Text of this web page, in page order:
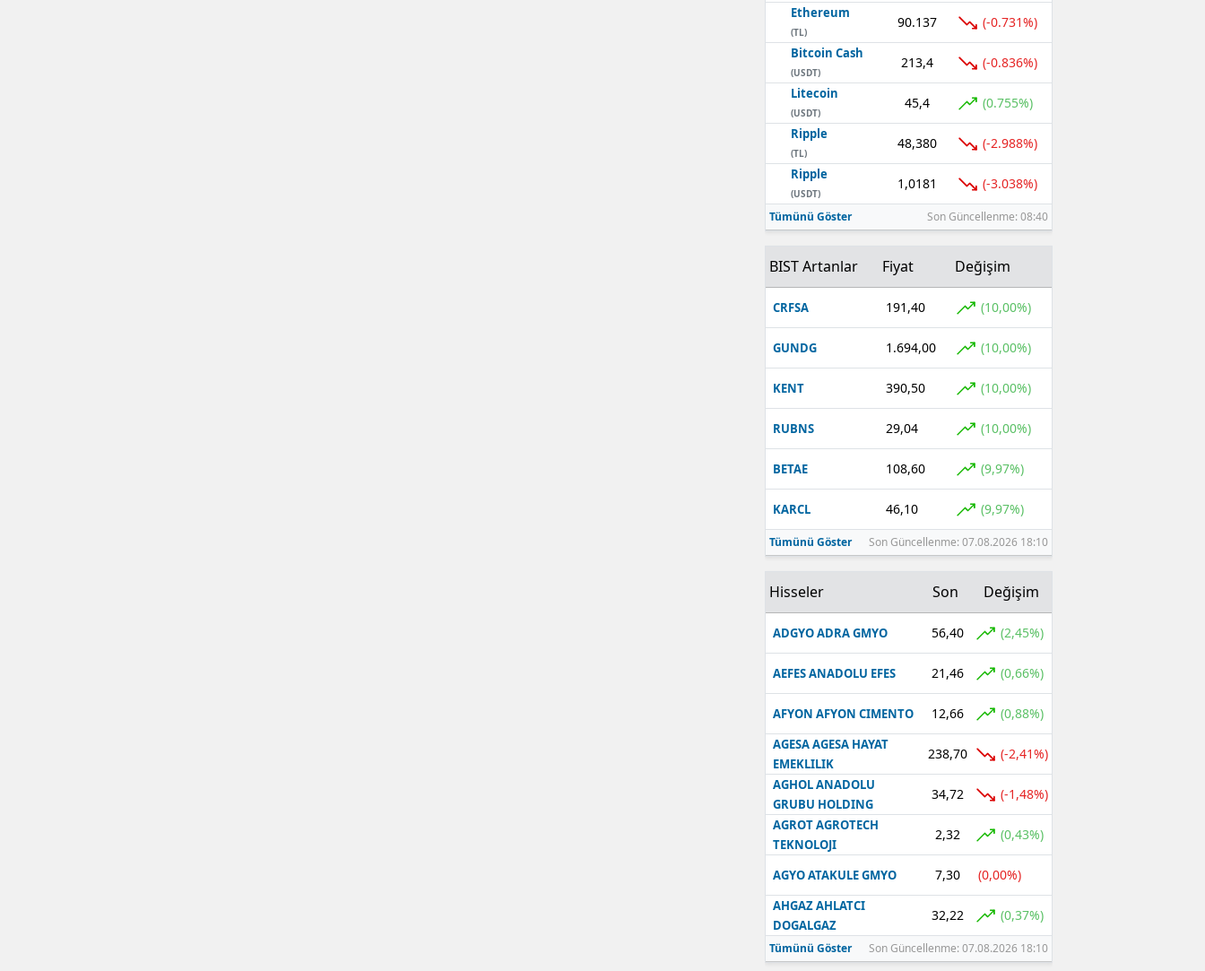
Ethereum
(TL)
90.137 (-0.731%)
Bitcoin Cash
(USDT)
213,4 (-0.836%)
Litecoin
(USDT)
45,4 (0.755%)
Ripple
(TL)
48,380 (-2.988%)
Ripple
(USDT)
1,0181 (-3.038%)
Tümünü Göster Son Güncellenme: 08:40
BIST Artanlar Fiyat Değişim
CRFSA 191,40 (10,00%)
GUNDG 1.694,00 (10,00%)
KENT 390,50 (10,00%)
RUBNS 29,04 (10,00%)
BETAE 108,60 (9,97%)
KARCL 46,10 (9,97%)
Tümünü Göster Son Güncellenme: 07.08.2026 18:10
Hisseler Son Değişim
ADGYO ADRA GMYO 56,40 (2,45%)
AEFES ANADOLU EFES 21,46 (0,66%)
AFYON AFYON CIMENTO 12,66 (0,88%)
AGESA AGESA HAYAT
EMEKLILIK
238,70 (-2,41%)
AGHOL ANADOLU
GRUBU HOLDING
34,72 (-1,48%)
AGROT AGROTECH
TEKNOLOJI
2,32 (0,43%)
AGYO ATAKULE GMYO 7,30 (0,00%)
AHGAZ AHLATCI
DOGALGAZ
32,22 (0,37%)
Tümünü Göster Son Güncellenme: 07.08.2026 18:10